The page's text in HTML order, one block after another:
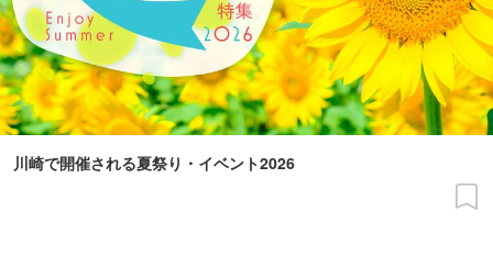
川崎で開催される夏祭り・イベント2026